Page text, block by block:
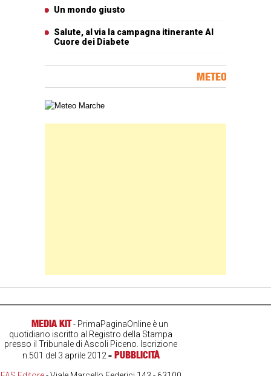
Un mondo giusto
Salute, al via la campagna itinerante Al
Cuore dei Diabete
METEO
Carta meteorologica delle Marche
MEDIA KIT- PrimaPaginaOnline è un
quotidiano iscritto al Registro della Stampa
presso il Tribunale di Ascoli Piceno. Iscrizione
n.501 del 3 aprile 2012- PUBBLICITÀ